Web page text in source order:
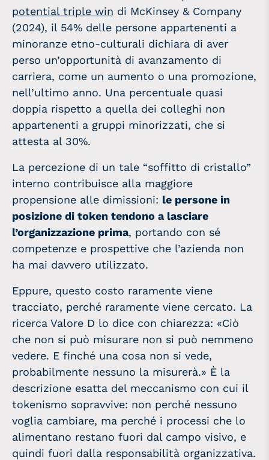
potential triple win di McKinsey & Company
(2024), il 54% delle persone appartenenti a
minoranze etno-culturali dichiara di aver
perso un’opportunità di avanzamento di
carriera, come un aumento o una promozione,
nell’ultimo anno. Una percentuale quasi
doppia rispetto a quella dei colleghi non
appartenenti a gruppi minorizzati, che si
attesta al 30%.
La percezione di un tale “soffitto di cristallo”
interno contribuisce alla maggiore
propensione alle dimissioni: le persone in
posizione di token tendono a lasciare
l’organizzazione prima, portando con sé
competenze e prospettive che l’azienda non
ha mai davvero utilizzato.
Eppure, questo costo raramente viene
tracciato, perché raramente viene cercato. La
ricerca Valore D lo dice con chiarezza: «Ciò
che non si può misurare non si può nemmeno
vedere. E finché una cosa non si vede,
probabilmente nessuno la misurerà.» È la
descrizione esatta del meccanismo con cui il
tokenismo sopravvive: non perché nessuno
voglia cambiare, ma perché i processi che lo
alimentano restano fuori dal campo visivo, e
quindi fuori dalla responsabilità organizzativa.